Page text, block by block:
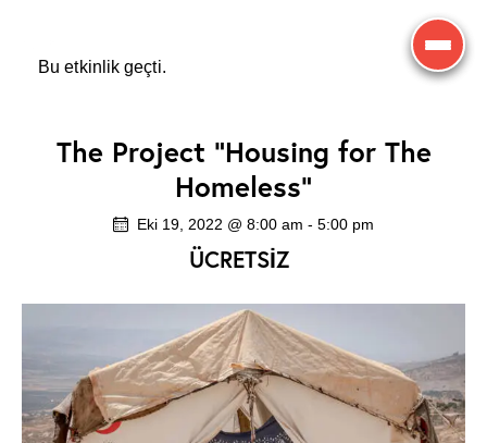
Bu etkinlik geçti.
The Project “Housing for The
Homeless”
Eki 19, 2022 @ 8:00 am - 5:00 pm
ÜCRETSIZ